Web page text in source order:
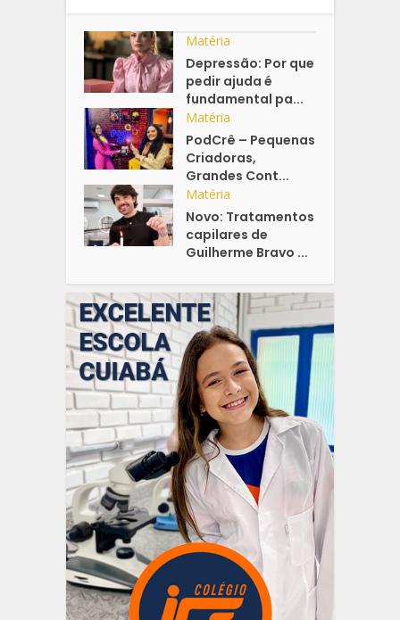
Matéria
Depressão: Por que
pedir ajuda é
fundamental pa...
Matéria
PodCrê – Pequenas
Criadoras,
Grandes Cont...
Matéria
Novo: Tratamentos
capilares de
Guilherme Bravo ...